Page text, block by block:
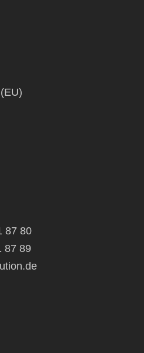
87 80
87 89